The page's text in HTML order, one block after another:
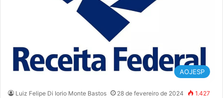
AOJESP
Luiz Felipe Di Iorio Monte Bastos 28 de fevereiro de 2024 1.427